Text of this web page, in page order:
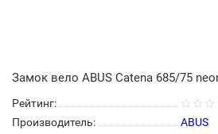
Замок вело ABUS Catena 685/75
Рейтинг:
Производитель:
ABUS